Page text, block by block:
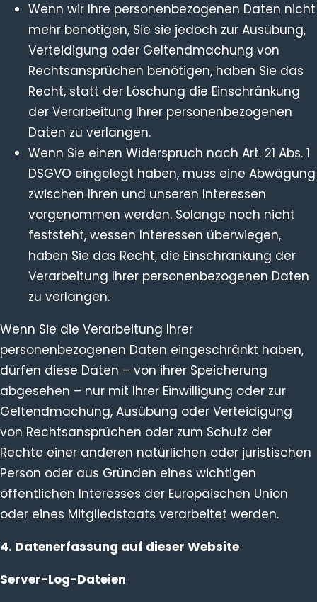
Wenn wir Ihre personenbezogenen Daten nicht
mehr benötigen, Sie sie jedoch zur Ausübung,
Verteidigung oder Geltendmachung von
Rechtsansprüchen benötigen, haben Sie das
Recht, statt der Löschung die Einschränkung
der Verarbeitung Ihrer personenbezogenen
Daten zu verlangen.
Wenn Sie einen Widerspruch nach Art. 21 Abs. 1
DSGVO eingelegt haben, muss eine Abwägung
zwischen Ihren und unseren Interessen
vorgenommen werden. Solange noch nicht
feststeht, wessen Interessen überwiegen,
haben Sie das Recht, die Einschränkung der
Verarbeitung Ihrer personenbezogenen Daten
zu verlangen.
Wenn Sie die Verarbeitung Ihrer
personenbezogenen Daten eingeschränkt haben,
dürfen diese Daten – von ihrer Speicherung
abgesehen – nur mit Ihrer Einwilligung oder zur
Geltendmachung, Ausübung oder Verteidigung
von Rechtsansprüchen oder zum Schutz der
Rechte einer anderen natürlichen oder juristischen
Person oder aus Gründen eines wichtigen
öffentlichen Interesses der Europäischen Union
oder eines Mitgliedstaats verarbeitet werden.
4. Datenerfassung auf dieser Website
Server-Log-Dateien